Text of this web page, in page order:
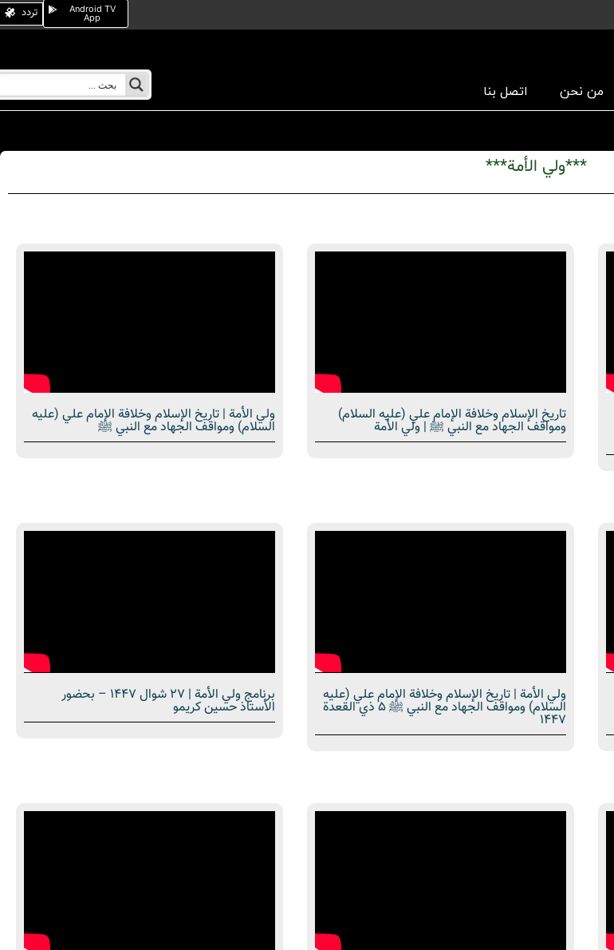
Android TV
App تردد
من نحن اتصل بنا
***ولي الأمة***
تاريخ الإسلام وخلافة الإمام علي (عليه السلام)
ومواقف الجهاد مع النبي ﷺ | ولي الأمة
ولي الأمة | تاريخ الإسلام وخلافة الإمام علي (عليه
السلام) ومواقف الجهاد مع النبي ﷺ
ولي الأمة | تاريخ الإسلام وخلافة الإمام علي (عليه
السلام) ومواقف الجهاد مع النبي ﷺ 5 ذي القعدة
1447
برنامج ولي الأمة | 27 شوال 1447 – بحضور
الأستاذ حسين كريمو